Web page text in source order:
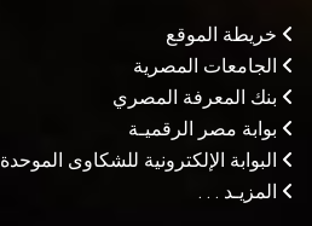
خريطة الموقع
الجامعات المصرية
بنك المعرفة المصري
بوابة مصر الرقميـة
البوابة الإلكترونية للشكاوى الموحدة
المزيـد . . .